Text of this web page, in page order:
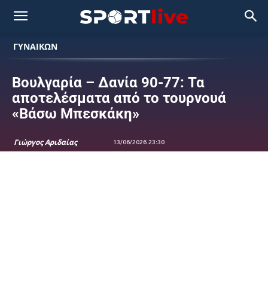
ΓΥΝΑΙΚΩΝ
Βουλγαρία – Δανία 90-77: Τα
αποτελέσματα από το τουρνουά
«Βάσω Μπεσκάκη»
Γιώργος Αριδαίας 13/06/2026 23:30